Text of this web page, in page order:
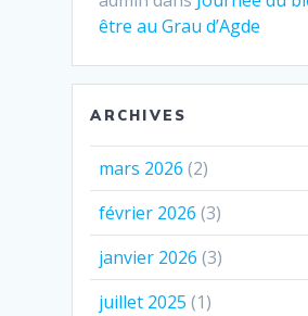
être au Grau d’Agde
ARCHIVES
mars 2026 (2)
février 2026 (3)
janvier 2026 (3)
juillet 2025 (1)